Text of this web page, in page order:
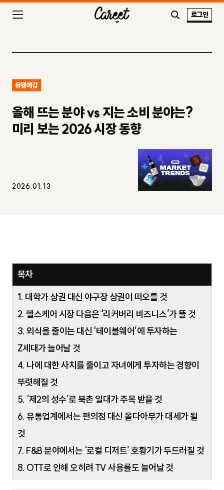
로그인
유행예감
올해 뜨는 분야 vs 지는 소비 분야는?
미리 보는 2026 시장 동향
2026.01.13
목차
1. 대학가 상권 대신 야구장 상권이 떠오를 것
2. 헬스케어 시장 다음은 ‘리커버리 비즈니스’가 뜰 것
3. 외식을 줄이는 대신 ‘테이블웨어’에 투자하는
Z세대가 늘어날 것
4. 나에 대한 사치를 줄이고 자녀에게 투자하는 경향이
뚜렷해질 것
5. ‘제2의 성수’로 북촌 일대가 주목 받을 것
6. 유통업계에서는 편의점 대신 올다아무가 대세가 될
것
7. F&B 분야에서는 ‘로컬 디저트’ 호황기가 두드러질 것
8. OTT로 인해 오히려 TV 사용률도 늘어날 것